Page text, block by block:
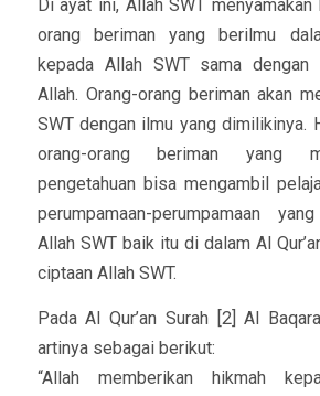
Di ayat ini, Allah SWT menyamakan
orang beriman yang berilmu
kepada Allah SWT sama dengan
Allah. Orang-orang beriman akan
SWT dengan ilmu yang dimilikinya.
orang-orang beriman yang
pengetahuan bisa mengambil
perumpamaan-perumpamaan
Allah SWT baik itu di dalam Al
ciptaan Allah SWT.
Pada Al Qur’an Surah [2] Al
artinya sebagai berikut:
“Allah memberikan hikmah